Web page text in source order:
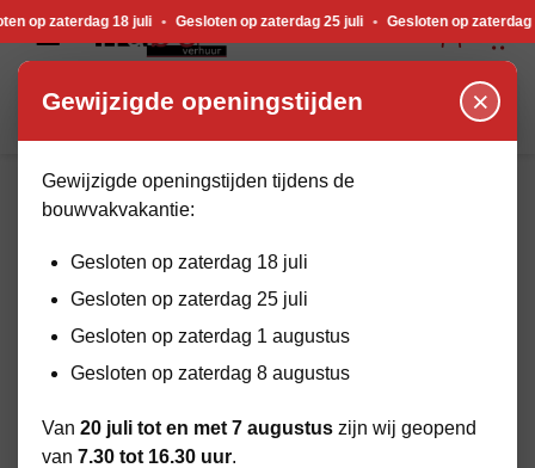
zaterdag 18 juli • Gesloten op zaterdag 25 juli • Gesloten op zaterdag 1
HOME BEKIJK ASSORTIMENT
Gewijzigde openingstijden ×
Gewijzigde openingstijden tijdens de
bouwvakvakantie:
Gesloten op zaterdag 18 juli
Gesloten op zaterdag 25 juli
Gesloten op zaterdag 1 augustus
Gesloten op zaterdag 8 augustus
Van 20 juli tot en met 7 augustus zijn wij geopend
van 7.30 tot 16.30 uur.